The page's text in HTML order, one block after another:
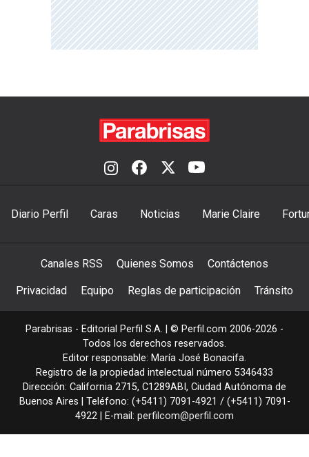
Diario Perfil Caras Noticias Marie Claire
Canales RSS Quienes Somos Contáctenos
Privacidad Equipo Reglas de participación Tránsito
Parabrisas - Editorial Perfil S.A. | © Perfil.com 2006-2026 -
Todos los derechos reservados.
Editor responsable: María José Bonacifa.
Registro de la propiedad intelectual número 5346433
Dirección: California 2715, C1289ABI , Ciudad Autónoma de
Buenos Aires | Teléfono: (+5411) 7091-4921 / (+5411) 7091-
4922 | E-mail: perfilcom@perfil.com